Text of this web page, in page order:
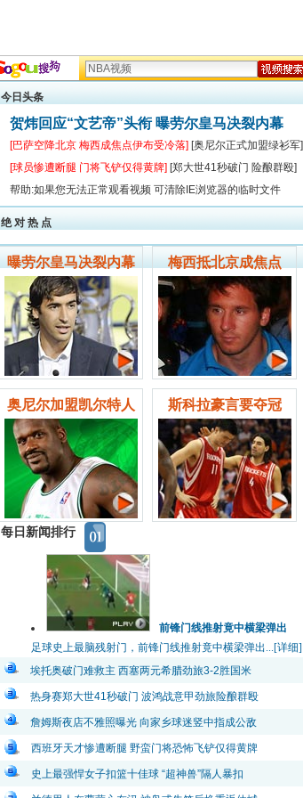
今日头条
贺炜回应“文艺帝”头衔 曝劳尔皇马决裂内幕
[巴萨空降北京 梅西成焦点伊布受冷落] [奥尼尔正式加盟绿衫军]
[球员惨遭断腿 门将飞铲仅得黄牌] [郑大世41秒破门 险酿群殴]
帮助:如果您无法正常观看视频 可清除IE浏览器的临时文件
绝 对 热 点
曝劳尔皇马决裂内幕 梅西抵北京成焦点
奥尼尔加盟凯尔特人 斯科拉豪言要夺冠
每日新闻排行
前锋门线推射竟中横梁弹出
足球史上最脑残射门，前锋门线推射竟中横梁弹出...[详细]
埃托奥破门难救主 西塞两元希腊劲旅3-2胜国米
热身赛郑大世41秒破门 波鸿战意甲劲旅险酿群殴
詹姆斯夜店不雅照曝光 向家乡球迷竖中指成公敌
西班牙天才惨遭断腿 野蛮门将恐怖飞铲仅得黄牌
史上最强悍女子扣篮十佳球 “超神兽”隔人暴扣